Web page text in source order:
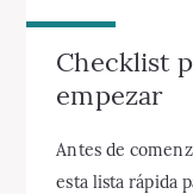
Checklist
empezar
Antes de
esta lista rápida